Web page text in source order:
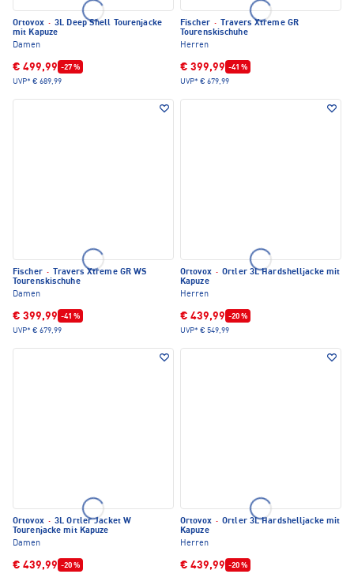
Ortovox · 3L Deep Shell Tourenjacke
mit Kapuze
Damen
€ 499,99 -27 %
UVP* € 689,99
Fischer ·
Travers Xtreme GR
Tourenskischuhe
Herren
€ 399,99 -41 %
UVP* € 679,99
Fischer ·
Travers Xtreme GR WS
Tourenskischuhe
Damen
€ 399,99 -41 %
UVP* € 679,99
Ortovox · Ortler 3L Hardshelljacke mit
Kapuze
Herren
€ 439,99 -20 %
UVP* € 549,99
Ortovox · 3L Ortler Jacket W
Tourenjacke mit Kapuze
Damen
€ 439,99 -20 %
Ortovox · Ortler 3L Hardshelljacke mit
Kapuze
Herren
€ 439,99 -20 %